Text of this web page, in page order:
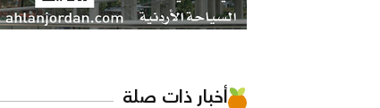
أخبار ذات صلة